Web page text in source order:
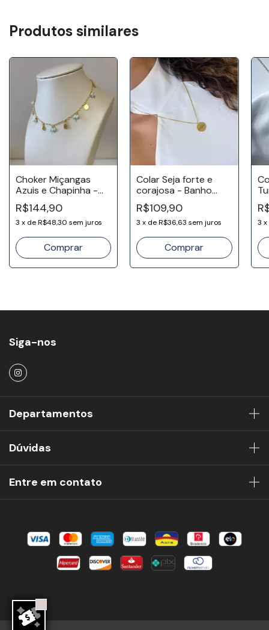
Produtos similares
Choker Miçangas
Azuis e Chapinha -
Banho Ouro 18k
R$144,90
3 x deR$48,30 sem juros
Colar Seja forte e
corajosa - Banho
Ouro 18k
R$109,90
3 x deR$36,63 sem juros 3 x
Siga-nos
Departamentos
Dúvidas
Entre em contato